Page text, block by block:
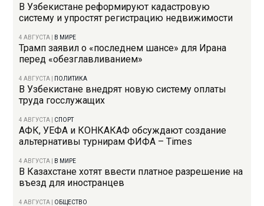
В Узбекистане реформируют кадастровую
систему и упростят регистрацию недвижимости
4 АВГУСТА В МИРЕ
Трамп заявил о «последнем шансе» для Ирана
перед «обезглавливанием»
4 АВГУСТА ПОЛИТИКА
В Узбекистане внедрят новую систему оплаты
труда госслужащих
4 АВГУСТА СПОРТ
АФК, УЕФА и КОНКАКАФ обсуждают создание
альтернативы турнирам ФИФА – Times
4 АВГУСТА В МИРЕ
В Казахстане хотят ввести платное разрешение на
въезд для иностранцев
4 АВГУСТА ОБЩЕСТВО